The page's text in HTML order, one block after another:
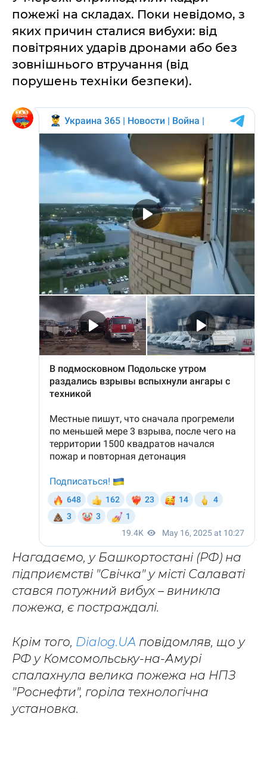
пожежі на складах. Поки невідомо, з
яких причин сталися вибухи: від
повітряних ударів дронами або без
зовнішнього втручання (від
порушень техніки безпеки).
Нагадаємо, у Башкортостані (РФ) на
підприємстві "Свічка" у місті Салаваті
стався потужний вибух – виникла
пожежа, є постраждалі.
Крім того, Dialog.UA повідомляв, що у
РФ у Комсомольську-на-Амурі
спалахнула велика пожежа на НПЗ
"Роснефти", горіла технологічна
установка.